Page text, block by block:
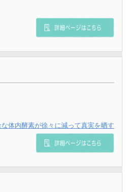
体内酵素が徐々に減って真実を晒す